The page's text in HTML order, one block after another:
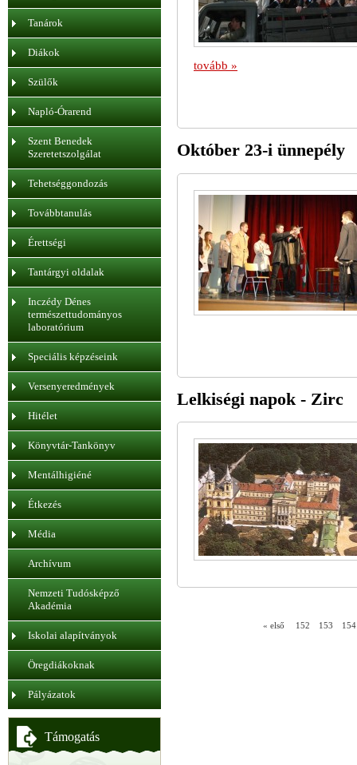
Tanárok
Diákok
Szülők
Napló-Órarend
Szent Benedek
Szeretetszolgálat
Tehetséggondozás
Továbbtanulás
Érettségi
Tantárgyi oldalak
Inczédy Dénes
természettudományos
laboratórium
Speciális képzéseink
Versenyeredmények
Hitélet
Könyvtár-Tankönyv
Mentálhigiéné
Étkezés
Média
Archívum
Nemzeti Tudósképző
Akadémia
Iskolai alapítványok
Öregdiákoknak
Pályázatok
Támogatás
tovább »
Október 23-i ünnepély
Lelkiségi napok - Zirc
« első 152 153 154